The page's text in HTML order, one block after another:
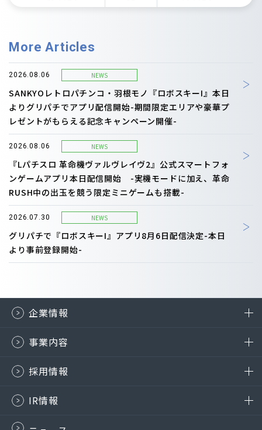
More Articles
2026.08.06 NEWS
SANKYOレトロパチンコ・羽根モノ『ロボスキーI』本日
よりグリパチでアプリ配信開始-期間限定エリアや豪華プ
レゼントがもらえる記念キャンペーン開催-
2026.08.06 NEWS
『Lパチスロ 革命機ヴァルヴレイヴ2』公式スマートフォ
ンゲームアプリ本日配信開始 -実機モードに加え、革命
RUSH中の出玉を競う限定ミニゲームも搭載-
2026.07.30 NEWS
グリパチで『ロボスキーI』アプリ8月6日配信決定-本日
より事前登録開始-
企業情報
事業内容
採用情報
IR情報